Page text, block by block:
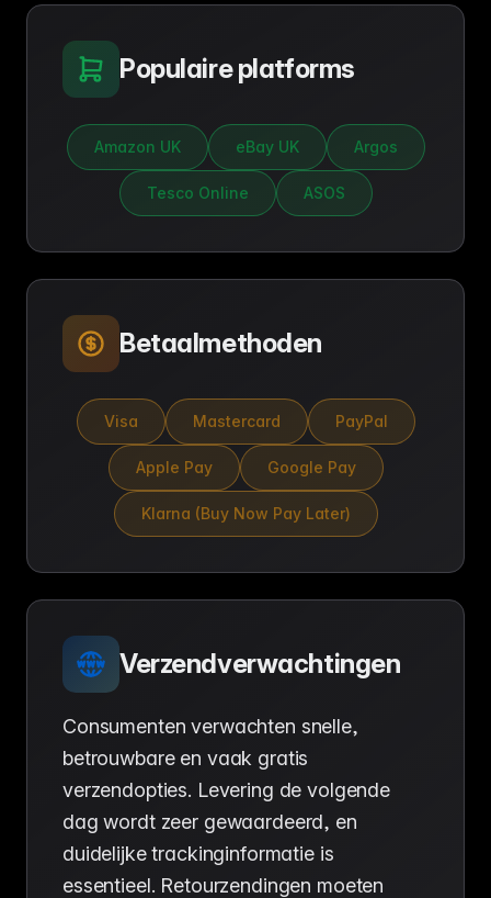
Populaire platforms
Amazon UK eBay UK Argos
Tesco Online ASOS
Betaalmethoden
Visa Mastercard PayPal
Apple Pay Google Pay
Klarna (Buy Now Pay Later)
Verzendverwachtingen
Consumenten verwachten snelle,
betrouwbare en vaak gratis
verzendopties. Levering de volgende
dag wordt zeer gewaardeerd, en
duidelijke trackinginformatie is
essentieel. Retourzendingen moeten